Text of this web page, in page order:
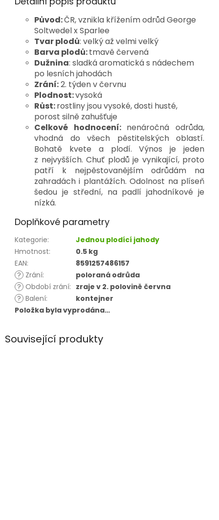
Původ:ČR, vznikla křížením odrůd George
Soltwedel x Sparlee
Tvar plodů: velký až velmi velký
Barva plodů:tmavě červená
Dužnina: sladká aromatická s nádechem
po lesních jahodách
Zrání:2. týden v červnu
Plodnost:vysoká
Růst:rostliny jsou vysoké, dosti husté,
porost silně zahušťuje
Celkové hodnocení: nenáročná odrůda,
vhodná do všech pěstitelských oblastí.
Bohatě kvete a plodí. Výnos je jeden
z nejvyšších. Chuť plodů je vynikající, proto
patří k nejpěstovanějším odrůdám na
zahradách i plantážích. Odolnost na plíseň
šedou je střední, na padlí jahodníkové je
nízká.
Doplňkové parametry
Kategorie:
Jednou plodící jahody
Hmotnost:
0.5 kg
EAN:
8591257486157
? Zrání:
poloraná odrůda
? Období zrání: zraje v 2. polovině června
? Balení:
kontejner
Položka byla vyprodána…
Související produkty